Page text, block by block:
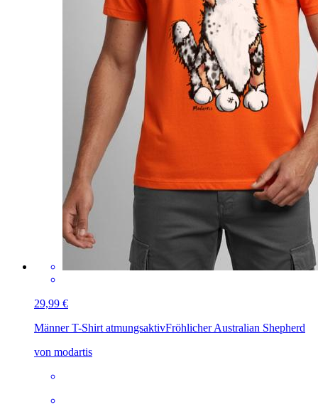
29,99 €
Männer T-Shirt atmungsaktivFröhlicher Australian Shepherd
von modartis